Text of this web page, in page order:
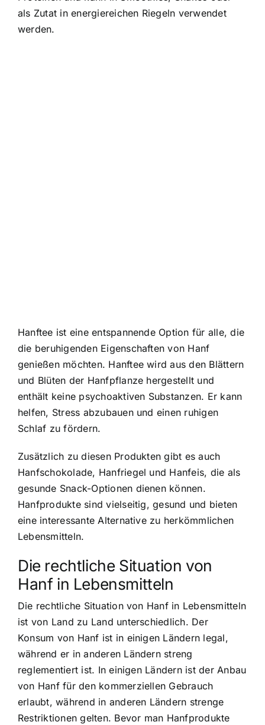
als Zutat in energiereichen Riegeln verwendet
werden.
Hanftee ist eine entspannende Option für alle, die
die beruhigenden Eigenschaften von Hanf
genießen möchten. Hanftee wird aus den Blättern
und Blüten der Hanfpflanze hergestellt und
enthält keine psychoaktiven Substanzen. Er kann
helfen, Stress abzubauen und einen ruhigen
Schlaf zu fördern.
Zusätzlich zu diesen Produkten gibt es auch
Hanfschokolade, Hanfriegel und Hanfeis, die als
gesunde Snack-Optionen dienen können.
Hanfprodukte sind vielseitig, gesund und bieten
eine interessante Alternative zu herkömmlichen
Lebensmitteln.
Die rechtliche Situation von
Hanf in Lebensmitteln
Die rechtliche Situation von Hanf in Lebensmitteln
ist von Land zu Land unterschiedlich. Der
Konsum von Hanf ist in einigen Ländern legal,
während er in anderen Ländern streng
reglementiert ist. In einigen Ländern ist der Anbau
von Hanf für den kommerziellen Gebrauch
erlaubt, während in anderen Ländern strenge
Restriktionen gelten. Bevor man Hanfprodukte